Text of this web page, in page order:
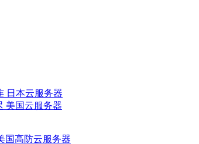
日本云服务器
美国云服务器
国高防云服务器